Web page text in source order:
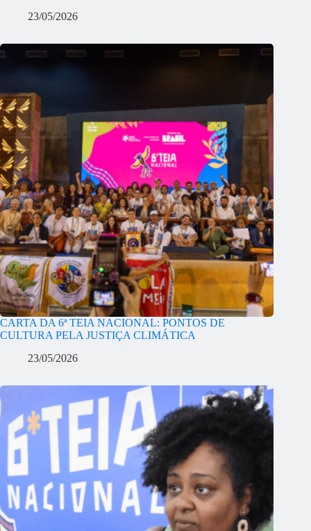
23/05/2026
CARTA DA 6ª TEIA NACIONAL: PONTOS DE
CULTURA PELA JUSTIÇA CLIMÁTICA
23/05/2026